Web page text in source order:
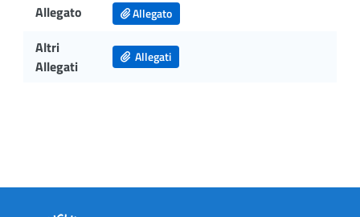
Allegato Allegato
Altri
Allegati
Allegati